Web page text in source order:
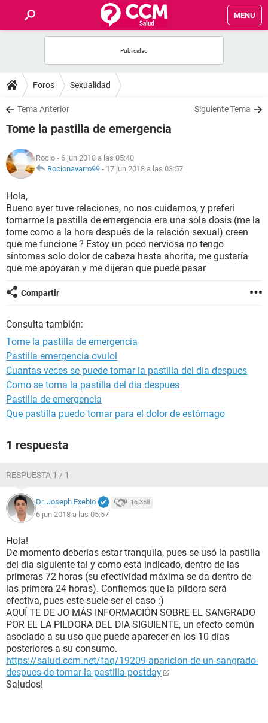
MENU
FOROS
SALUD
NUTRICIÓN
BIENESTAR
SEXUALIDAD
GLOSARIO
Foros Sexualidad
Tema Anterior Siguiente Tema
Tome la pastilla de emergencia
Rocio - 6 jun 2018 a las 05:40
Rocionavarro99 - 17 jun 2018 a las 03:57
Hola,
Bueno ayer tuve relaciones, no nos cuidamos, y preferí
tomarme la pastilla de emergencia era una sola dosis (me la
tome como a la hora después de la relación sexual) creen
que me funcione ? Estoy un poco nerviosa no tengo
síntomas solo dolor de cabeza hasta ahorita, me gustaría
que me apoyaran y me dijeran que puede pasar
Compartir
Consulta también:
Tome la pastilla de emergencia
Pastilla emergencia ovulol
Cuantas veces se puede tomar la pastilla del dia despues
Como se toma la pastilla del dia despues
Pastilla de emergencia
Que pastilla puedo tomar para el dolor de estómago
1 respuesta
RESPUESTA 1 / 1
Dr. Joseph Exebio 16.358
6 jun 2018 a las 05:57
Hola!
De momento deberías estar tranquila, pues se usó la pastilla
del dia siguiente tal y como está indicado, dentro de las
primeras 72 horas (su efectividad máxima se da dentro de
las primera 24 horas). Confiemos que la píldora será
efectiva, pues este suele ser el caso :)
AQUÍ TE DE JO MÁS INFORMACIÓN SOBRE EL SANGRADO
POR EL LA PILDORA DEL DIA SIGUIENTE, un efecto común
asociado a su uso que puede aparecer en los 10 días
posteriores a su consumo.
https://salud.ccm.net/faq/19209-aparicion-de-un-sangrado-
despues-de-tomar-la-pastilla-postday
Saludos!